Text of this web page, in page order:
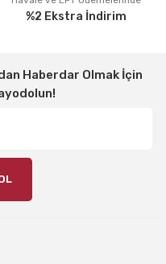
%2 Ekstra İndirim
Haberdar Olmak İçin